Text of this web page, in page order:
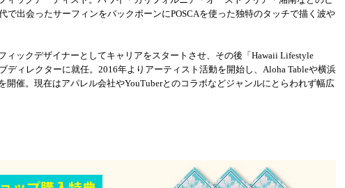
で出会ったサーフィンをバックボーンにPOSCAを使った独特のタッチで描く波や
ィックデザイナーとしてキャリアをスタートさせ、その後「Hawaii Lifestyle
ディレクターに就任。2016年よりアーティスト活動を開始し、Aloha Tableや横浜
開催。現在はアパレル会社やYouTuberとのコラボなどジャンルにとらわれず幅広